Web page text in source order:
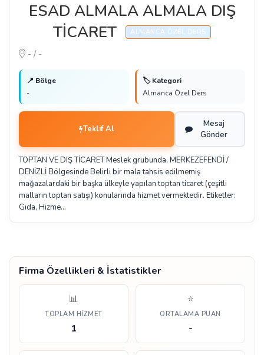
ESAD ALMALA ALMALA DIŞ
TİCARET
ALMANCA ÖZEL DERS
- / -
📍 Bölge
-
🏷️ Kategori
Almanca Özel Ders
Teklif Al
Mesaj
Gönder
TOPTAN VE DIŞ TİCARET Meslek grubunda, MERKEZEFENDİ /
DENİZLİ Bölgesinde Belirli bir mala tahsis edilmemiş
mağazalardaki bir başka ülkeyle yapılan toptan ticaret (çeşitli
malların toptan satışı) konularında hizmet vermektedir. Etiketler:
Gıda, Hizme…
Firma Özellikleri & İstatistikler
📊
TOPLAM HIZMET
1
⭐
ORTALAMA PUAN
-